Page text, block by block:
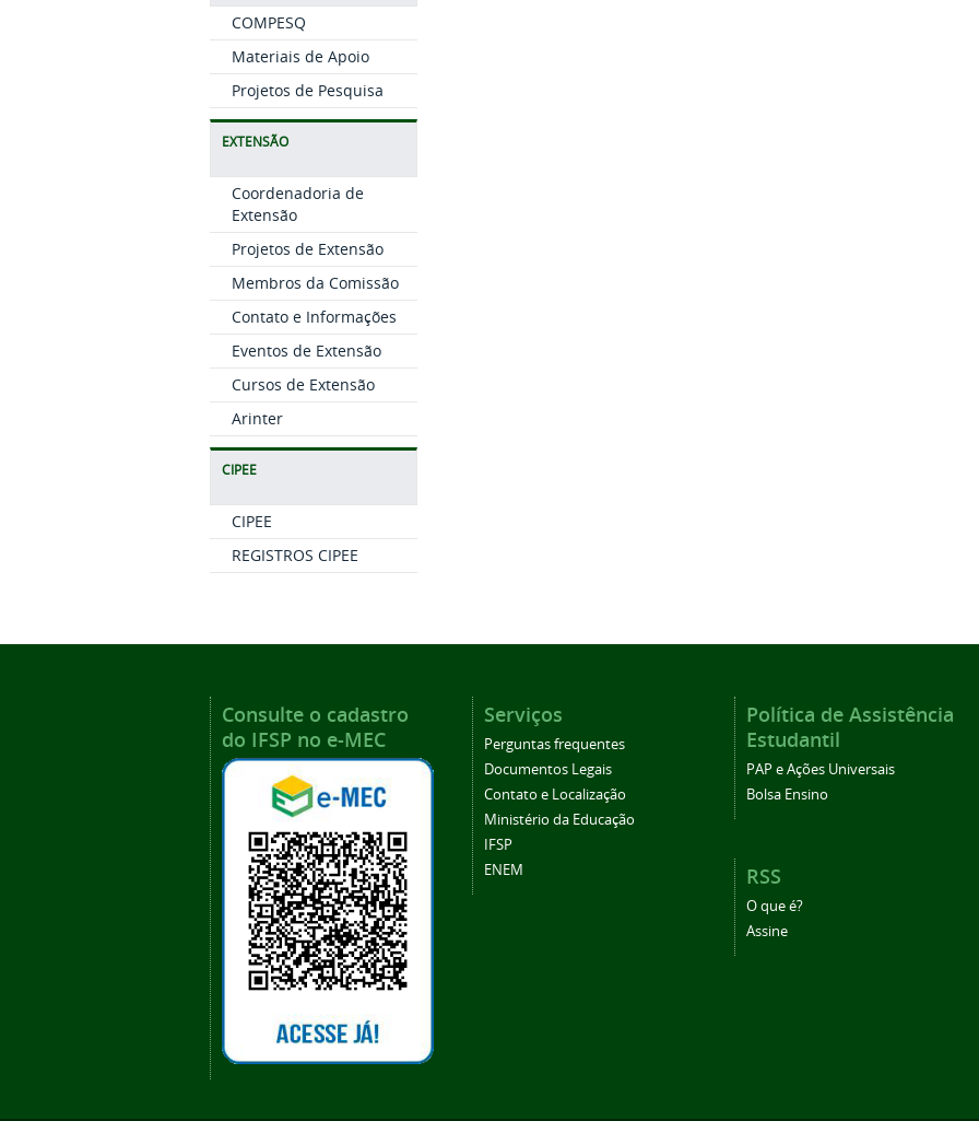
COMPESQ
Materiais de Apoio
Projetos de Pesquisa
EXTENSÃO
Coordenadoria de
Extensão
Projetos de Extensão
Membros da Comissão
Contato e Informações
Eventos de Extensão
Cursos de Extensão
Arinter
CIPEE
CIPEE
REGISTROS CIPEE
Consulte o cadastro
do IFSP no e-MEC
Serviços
Perguntas frequentes
Documentos Legais
Contato e Localização
Ministério da Educação
IFSP
ENEM
Política de Assistência
Estudantil
PAP e Ações Universais
Bolsa Ensino
RSS
O que é?
Assine